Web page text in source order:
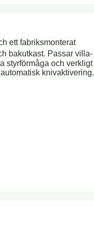
ett fabriksmonterat
bakutkast. Passar villa-
styrförmåga och verkligt
knivaktivering.